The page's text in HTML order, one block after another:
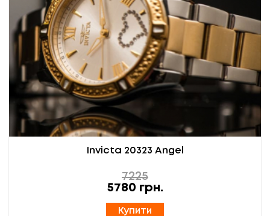
Invicta 20323 Angel
7225
5780 грн.
Купити